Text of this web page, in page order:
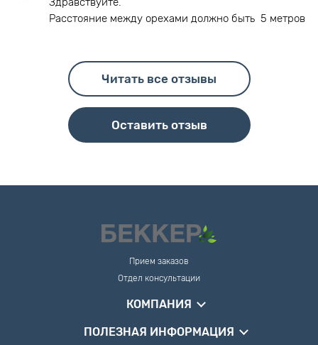
Расстояние между орехами должно быть 5 метров
Читать все отзывы
Оставить отзыв
Прием заказов
Отдел консультации
КОМПАНИЯ
ПОЛЕЗНАЯ ИНФОРМАЦИЯ